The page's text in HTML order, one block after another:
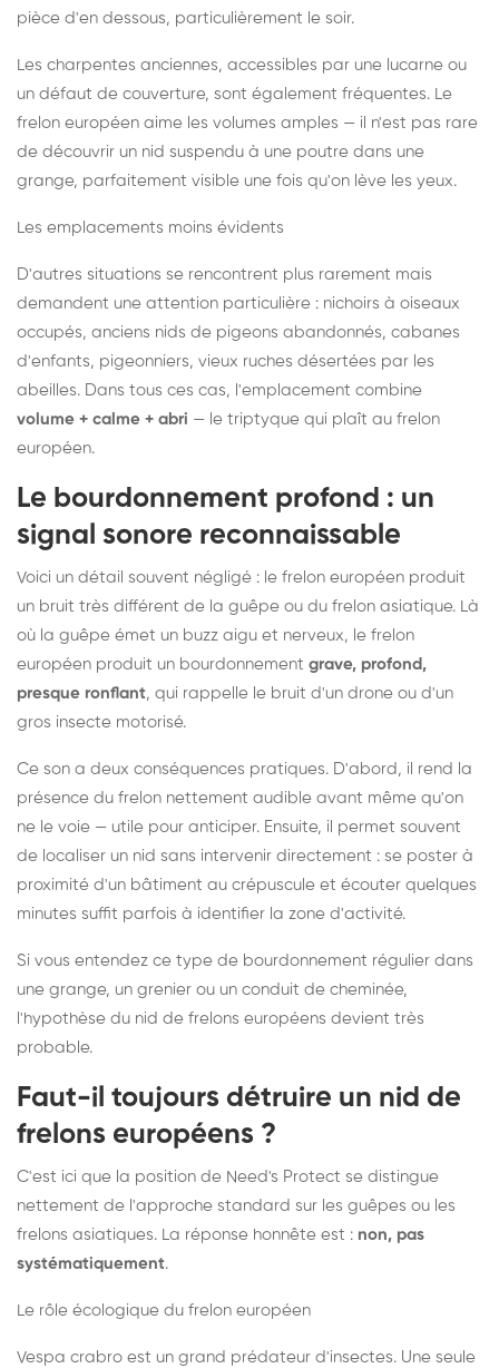
pièce d'en dessous, particulièrement le soir.
Les charpentes anciennes, accessibles par une lucarne ou
un défaut de couverture, sont également fréquentes. Le
frelon européen aime les volumes amples — il n'est pas rare
de découvrir un nid suspendu à une poutre dans une
grange, parfaitement visible une fois qu'on lève les yeux.
Les emplacements moins évidents
D'autres situations se rencontrent plus rarement mais
demandent une attention particulière : nichoirs à oiseaux
occupés, anciens nids de pigeons abandonnés, cabanes
d'enfants, pigeonniers, vieux ruches désertées par les
abeilles. Dans tous ces cas, l'emplacement combine
volume + calme + abri — le triptyque qui plaît au frelon
européen.
Le bourdonnement profond : un
signal sonore reconnaissable
Voici un détail souvent négligé : le frelon européen produit
un bruit très différent de la guêpe ou du frelon asiatique. Là
où la guêpe émet un buzz aigu et nerveux, le frelon
européen produit un bourdonnement grave, profond,
presque ronflant, qui rappelle le bruit d'un drone ou d'un
gros insecte motorisé.
Ce son a deux conséquences pratiques. D'abord, il rend la
présence du frelon nettement audible avant même qu'on
ne le voie — utile pour anticiper. Ensuite, il permet souvent
de localiser un nid sans intervenir directement : se poster à
proximité d'un bâtiment au crépuscule et écouter quelques
minutes suffit parfois à identifier la zone d'activité.
Si vous entendez ce type de bourdonnement régulier dans
une grange, un grenier ou un conduit de cheminée,
l'hypothèse du nid de frelons européens devient très
probable.
Faut-il toujours détruire un nid de
frelons européens ?
C'est ici que la position de Need's Protect se distingue
nettement de l'approche standard sur les guêpes ou les
frelons asiatiques. La réponse honnête est : non, pas
systématiquement.
Le rôle écologique du frelon européen
Vespa crabro est un grand prédateur d'insectes. Une seule